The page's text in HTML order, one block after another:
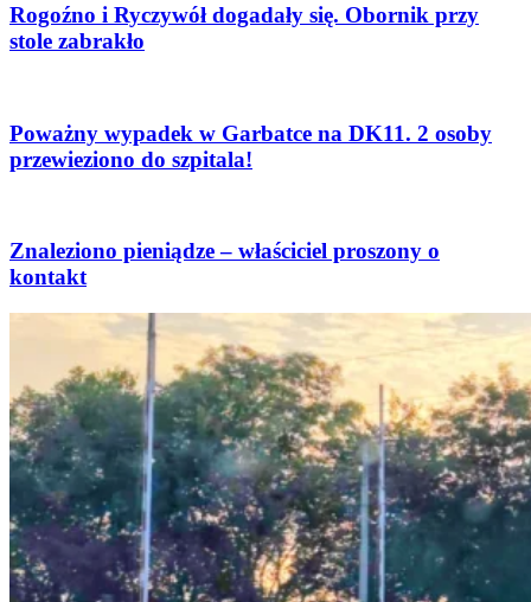
Rogoźno i Ryczywół dogadały się. Obornik przy
stole zabrakło
Poważny wypadek w Garbatce na DK11. 2 osoby
przewieziono do szpitala!
Znaleziono pieniądze – właściciel proszony o
kontakt